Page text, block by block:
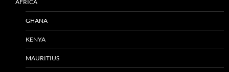
AFRICA
GHANA
KENYA
MAURITIUS